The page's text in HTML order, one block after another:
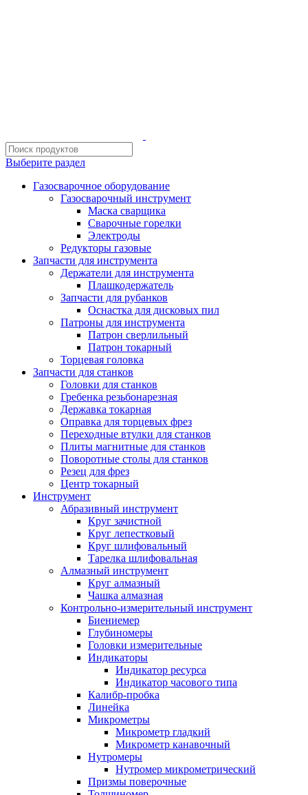
Выберите раздел
Газосварочное оборудование
Газосварочный инструмент
Маска сварщика
Сварочные горелки
Электроды
Редукторы газовые
Запчасти для инструмента
Держатели для инструмента
Плашкодержатель
Запчасти для рубанков
Оснастка для дисковых пил
Патроны для инструмента
Патрон сверлильный
Патрон токарный
Торцевая головка
Запчасти для станков
Головки для станков
Гребенка резьбонарезная
Державка токарная
Оправка для торцевых фрез
Переходные втулки для станков
Плиты магнитные для станков
Поворотные столы для станков
Резец для фрез
Центр токарный
Инструмент
Абразивный инструмент
Круг зачистной
Круг лепестковый
Круг шлифовальный
Тарелка шлифовальная
Алмазный инструмент
Круг алмазный
Чашка алмазная
Контрольно-измерительный инструмент
Биениемер
Глубиномеры
Головки измерительные
Индикаторы
Индикатор ресурса
Индикатор часового типа
Калибр-пробка
Линейка
Микрометры
Микрометр гладкий
Микрометр канавочный
Нутромеры
Нутромер микрометрический
Призмы поверочные